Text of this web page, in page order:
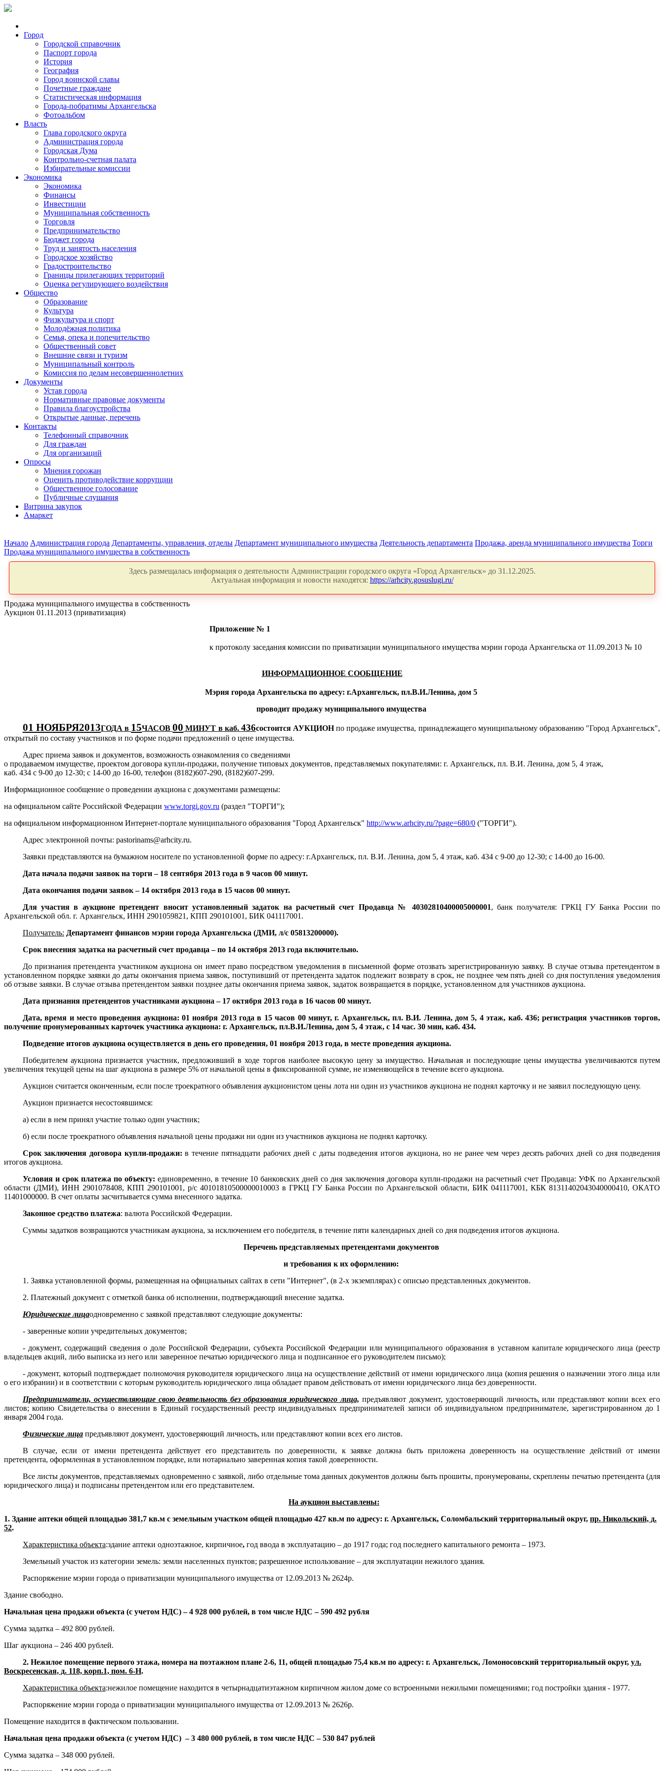
Город
Городской справочник
Паспорт города
История
География
Город воинской славы
Почетные граждане
Статистическая информация
Города-побратимы Архангельска
Фотоальбом
Власть
Глава городского округа
Администрация города
Городская Дума
Контрольно-счетная палата
Избирательные комиссии
Экономика
Экономика
Финансы
Инвестиции
Муниципальная собственность
Торговля
Предпринимательство
Бюджет города
Труд и занятость населения
Городское хозяйство
Градостроительство
Границы прилегающих территорий
Оценка регулирующего воздействия
Общество
Образование
Культура
Физкультура и спорт
Молодёжная политика
Семья, опека и попечительство
Общественный совет
Внешние связи и туризм
Муниципальный контроль
Комиссия по делам несовершеннолетних
Документы
Устав города
Нормативные правовые документы
Правила благоустройства
Открытые данные, перечень
Контакты
Телефонный справочник
Для граждан
Для организаций
Опросы
Мнения горожан
Оценить противодействие коррупции
Общественное голосование
Публичные слушания
Витрина закупок
Амаркет
Начало Администрация города Департаменты, управления, отделы Департамент муниципального имущества Деятельность департамента Продажа, аренда муниципального имущества Торги
Продажа муниципального имущества в собственность
Здесь размещалась информация о деятельности Администрации городского округа «Город Архангельск» до 31.12.2025.
Актуальная информация и новости находятся: https://arhcity.gosuslugi.ru/
Продажа муниципального имущества в собственность
Аукцион 01.11.2013 (приватизация)
Приложение № 1
к протоколу заседания комиссии по приватизации муниципального имущества мэрии города Архангельска от 11.09.2013 № 10
ИНФОРМАЦИОННОЕ СООБЩЕНИЕ
Мэрия города Архангельска по адресу: г.Архангельск, пл.В.И.Ленина, дом 5
проводит продажу муниципального имущества
01 НОЯБРЯ2013ГОДА в 15ЧАСОВ00 МИНУТ в каб. 436состоится АУКЦИОНпо продаже имущества, принадлежащего муниципальному образованию "Город Архангельск",
открытый по составу участников и по форме подачи предложений о цене имущества.
Адрес приема заявок и документов, возможность ознакомления со сведениями
о продаваемом имуществе, проектом договора купли-продажи, получение типовых документов, представляемых покупателями: г. Архангельск, пл. В.И. Ленина, дом 5, 4 этаж,
каб. 434 с 9-00 до 12-30; с 14-00 до 16-00, телефон (8182)607-290, (8182)607-299.
Информационное сообщение о проведении аукциона с документами размещены:
на официальном сайте Российской Федерации www.torgi.gov.ru (раздел "ТОРГИ");
на официальном информационном Интернет-портале муниципального образования "Город Архангельск" http://www.arhcity.ru/?page=680/0 ("ТОРГИ").
Адрес электронной почты: pastorinams@arhcity.ru.
Заявки представляются на бумажном носителе по установленной форме по адресу: г.Архангельск, пл. В.И. Ленина, дом 5, 4 этаж, каб. 434 с 9-00 до 12-30; с 14-00 до 16-00.
Дата начала подачи заявок на торги – 18 сентября 2013 года в 9 часов 00 минут.
Дата окончания подачи заявок – 14 октября 2013 года в 15 часов 00 минут.
Для участия в аукционе претендент вносит установленный задаток на расчетный счет Продавца № 40302810400005000001, банк получателя: ГРКЦ ГУ Банка России по
Архангельской обл. г. Архангельск, ИНН 2901059821, КПП 290101001, БИК 041117001.
Получатель: Департамент финансов мэрии города Архангельска (ДМИ, л/с 05813200000).
Срок внесения задатка на расчетный счет продавца – по 14 октября 2013 года включительно.
До признания претендента участником аукциона он имеет право посредством уведомления в письменной форме отозвать зарегистрированную заявку. В случае отзыва претендентом в
установленном порядке заявки до даты окончания приема заявок, поступивший от претендента задаток подлежит возврату в срок, не позднее чем пять дней со дня поступления уведомления
об отзыве заявки. В случае отзыва претендентом заявки позднее даты окончания приема заявок, задаток возвращается в порядке, установленном для участников аукциона.
Дата признания претендентов участниками аукциона – 17 октября 2013 года в 16 часов 00 минут.
Дата, время и место проведения аукциона: 01 ноября 2013 года в 15 часов 00 минут, г. Архангельск, пл. В.И. Ленина, дом 5, 4 этаж, каб. 436; регистрация участников торгов,
получение пронумерованных карточек участника аукциона: г. Архангельск, пл.В.И.Ленина, дом 5, 4 этаж, с 14 час. 30 мин, каб. 434.
Подведение итогов аукциона осуществляется в день его проведения, 01 ноября 2013 года, в месте проведения аукциона.
Победителем аукциона признается участник, предложивший в ходе торгов наиболее высокую цену за имущество. Начальная и последующие цены имущества увеличиваются путем
увеличения текущей цены на шаг аукциона в размере 5% от начальной цены в фиксированной сумме, не изменяющейся в течение всего аукциона.
Аукцион считается оконченным, если после троекратного объявления аукционистом цены лота ни один из участников аукциона не поднял карточку и не заявил последующую цену.
Аукцион признается несостоявшимся:
а) если в нем принял участие только один участник;
б) если после троекратного объявления начальной цены продажи ни один из участников аукциона не поднял карточку.
Срок заключения договора купли-продажи:в течение пятнадцати рабочих дней с даты подведения итогов аукциона, но не ранее чем через десять рабочих дней со дня подведения
итогов аукциона.
Условия и срок платежа по объекту: единовременно, в течение 10 банковских дней со дня заключения договора купли-продажи на расчетный счет Продавца: УФК по Архангельской
области (ДМИ), ИНН 2901078408, КПП 290101001, р/с 40101810500000010003 в ГРКЦ ГУ Банка России по Архангельской области, БИК 041117001, КБК 81311402043040000410, ОКАТО
11401000000. В счет оплаты засчитывается сумма внесенного задатка.
Законное средство платежа: валюта Российской Федерации.
Суммы задатков возвращаются участникам аукциона, за исключением его победителя, в течение пяти календарных дней со дня подведения итогов аукциона.
Перечень представляемых претендентами документов
и требования к их оформлению:
1. Заявка установленной формы, размещенная на официальных сайтах в сети "Интернет", (в 2-х экземплярах) с описью представленных документов.
2. Платежный документ с отметкой банка об исполнении, подтверждающий внесение задатка.
Юридические лицаодновременно с заявкой представляют следующие документы:
- заверенные копии учредительных документов;
- документ, содержащий сведения о доле Российской Федерации, субъекта Российской Федерации или муниципального образования в уставном капитале юридического лица (реестр
владельцев акций, либо выписка из него или заверенное печатью юридического лица и подписанное его руководителем письмо);
- документ, который подтверждает полномочия руководителя юридического лица на осуществление действий от имени юридического лица (копия решения о назначении этого лица или
о его избрании) и в соответствии с которым руководитель юридического лица обладает правом действовать от имени юридического лица без доверенности.
Предприниматели, осуществляющие свою деятельность без образования юридического лица, предъявляют документ, удостоверяющий личность, или представляют копии всех его
листов; копию Свидетельства о внесении в Единый государственный реестр индивидуальных предпринимателей записи об индивидуальном предпринимателе, зарегистрированном до 1
января 2004 года.
Физические лицапредъявляют документ, удостоверяющий личность, или представляют копии всех его листов.
В случае, если от имени претендента действует его представитель по доверенности, к заявке должна быть приложена доверенность на осуществление действий от имени
претендента, оформленная в установленном порядке, или нотариально заверенная копия такой доверенности.
Все листы документов, представляемых одновременно с заявкой, либо отдельные тома данных документов должны быть прошиты, пронумерованы, скреплены печатью претендента (для
юридического лица) и подписаны претендентом или его представителем.
На аукцион выставлены:
1. Здание аптеки общей площадью 381,7 кв.м с земельным участком общей площадью 427 кв.м по адресу: г. Архангельск, Соломбальский территориальный округ, пр. Никольский, д.
52.
Характеристика объекта:здание аптеки одноэтажное, кирпичное, год ввода в эксплуатацию – до 1917 года; год последнего капитального ремонта – 1973.
Земельный участок из категории земель: земли населенных пунктов; разрешенное использование – для эксплуатации нежилого здания.
Распоряжение мэрии города о приватизации муниципального имущества от 12.09.2013 № 2624р.
Здание свободно.
Начальная цена продажи объекта (с учетом НДС) – 4 928 000 рублей, в том числе НДС – 590 492 рубля
Сумма задатка – 492 800 рублей.
Шаг аукциона – 246 400 рублей.
2. Нежилое помещение первого этажа, номера на поэтажном плане 2-6, 11, общей площадью 75,4 кв.м по адресу: г. Архангельск, Ломоносовский территориальный округ, ул.
Воскресенская, д. 118, корп.1, пом. 6-Н.
Характеристика объекта:нежилое помещение находится в четырнадцатиэтажном кирпичном жилом доме со встроенными нежилыми помещениями; год постройки здания - 1977.
Распоряжение мэрии города о приватизации муниципального имущества от 12.09.2013 № 2626р.
Помещение находится в фактическом пользовании.
Начальная цена продажи объекта (с учетом НДС) – 3 480 000 рублей, в том числе НДС – 530 847 рублей
Сумма задатка – 348 000 рублей.